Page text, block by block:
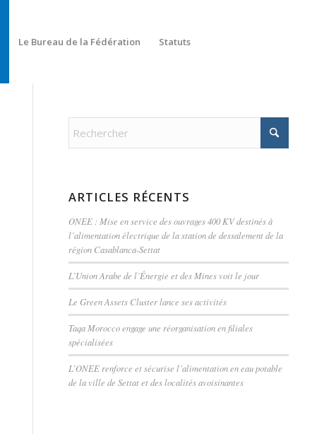
Le Bureau de la Fédération Statuts
ARTICLES RÉCENTS
ONEE : Mise en service des ouvrages 400 KV destinés à
l’alimentation électrique de la station de dessalement de la
région Casablanca-Settat
L’Union Arabe de l’Énergie et des Mines voit le jour
Le Green Assets Cluster lance ses activités
Taqa Morocco engage une réorganisation en filiales
spécialisées
L’ONEE renforce et sécurise l’alimentation en eau potable
de la ville de Settat et des localités avoisinantes